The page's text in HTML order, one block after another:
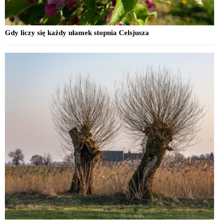
Gdy liczy się każdy ułamek stopnia Celsjusza